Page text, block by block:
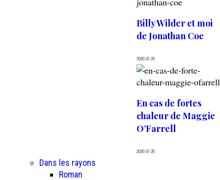
Billy Wilder et moi
de Jonathan Coe
2026-07-26
En cas de fortes
chaleur de Maggie
O’Farrell
2026-07-26
Dans les rayons
Roman